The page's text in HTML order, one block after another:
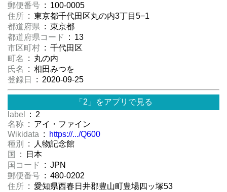
郵便番号 : 100-0005
住所 : 東京都千代田区丸の内3丁目5−1
都道府県 : 東京都
都道府県コード
: 13
市区町村 : 千代田区
町名
: 丸の内
氏名
: 相田みつを
登録日
: 2020-09-25
「2」をアプリで見る
label
: 2
名称 : アイ・ファイン
Wikidata :
https://.../Q600
種別
: 人物記念館
国
: 日本
国コード
: JPN
郵便番号 : 480-0202
住所 : 愛知県西春日井郡豊山町豊場四ッ塚53